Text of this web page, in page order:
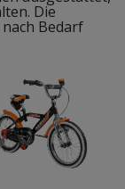
Die
Bedarf